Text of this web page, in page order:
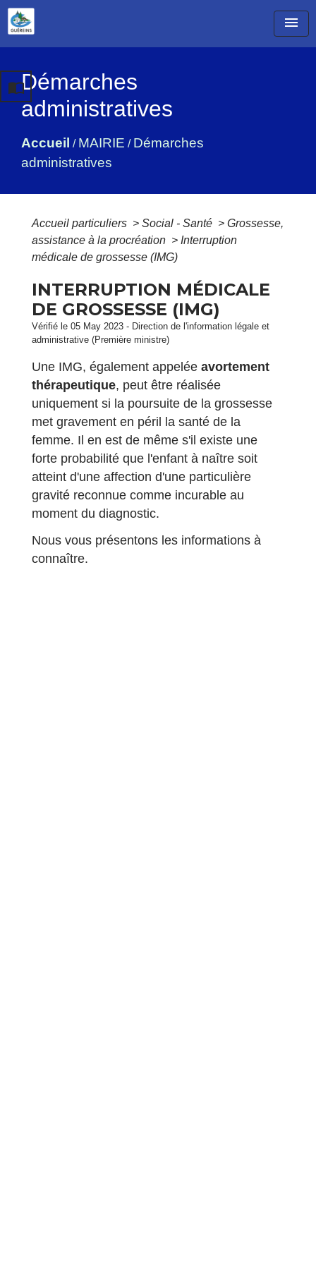
menu
Démarches
administratives
Accueil / MAIRIE / Démarches
administratives
import_contacts
Accueil particuliers > Social - Santé > Grossesse,
assistance à la procréation > Interruption
médicale de grossesse (IMG)
INTERRUPTION MÉDICALE
DE GROSSESSE (IMG)
Vérifié le 05 May 2023 - Direction de l'information légale et
administrative (Première ministre)
Une IMG, également appelée avortement
thérapeutique, peut être réalisée
uniquement si la poursuite de la grossesse
met gravement en péril la santé de la
femme. Il en est de même s'il existe une
forte probabilité que l'enfant à naître soit
atteint d'une affection d'une particulière
gravité reconnue comme incurable au
moment du diagnostic.
Nous vous présentons les informations à
connaître.